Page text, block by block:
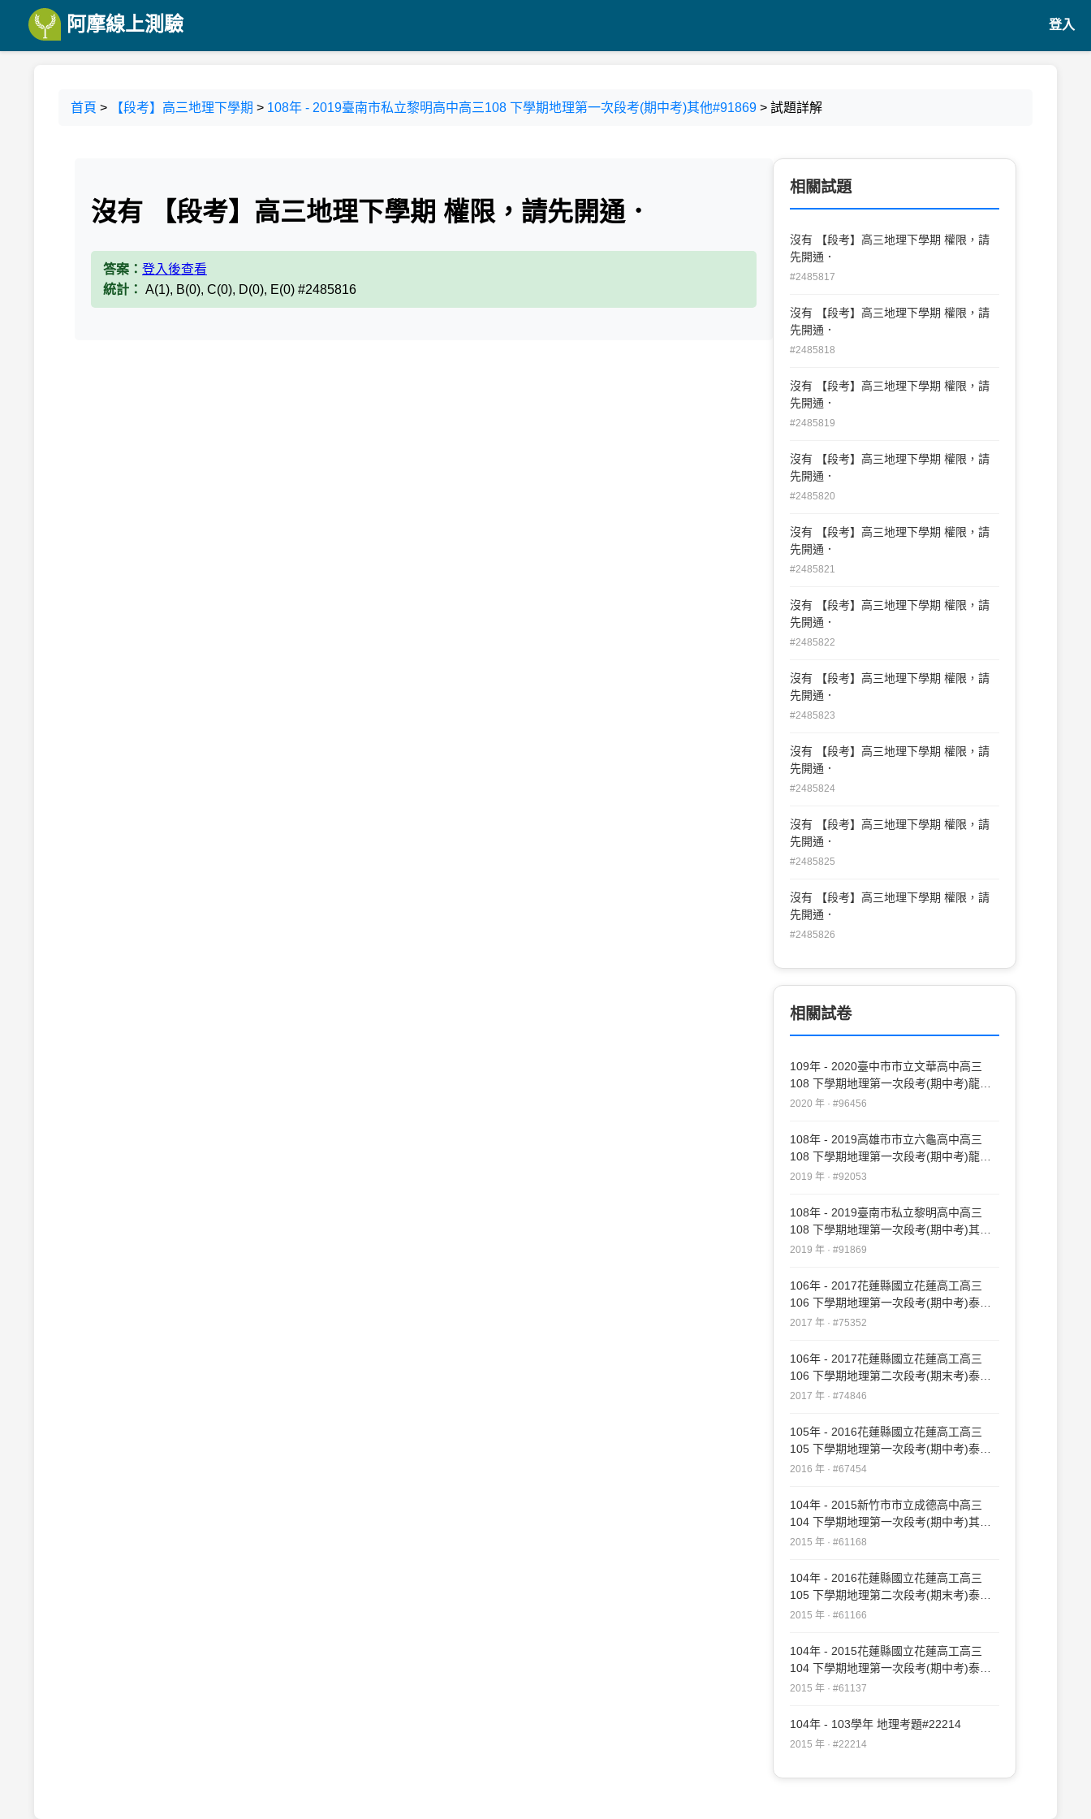
阿摩線上測驗 登入
首頁 > 【段考】高三地理下學期 > 108年 - 2019臺南市私立黎明高中高三108 下學期地理第一次段考(期中考)其他#91869 > 試題詳解
沒有 【段考】高三地理下學期 權限，請先開通．
答案： 登入後查看
統計： A(1), B(0), C(0), D(0), E(0) #2485816
相關試題
沒有 【段考】高三地理下學期 權限，請
先開通．
#2485817
沒有 【段考】高三地理下學期 權限，請
先開通．
#2485818
沒有 【段考】高三地理下學期 權限，請
先開通．
#2485819
沒有 【段考】高三地理下學期 權限，請
先開通．
#2485820
沒有 【段考】高三地理下學期 權限，請
先開通．
#2485821
沒有 【段考】高三地理下學期 權限，請
先開通．
#2485822
沒有 【段考】高三地理下學期 權限，請
先開通．
#2485823
沒有 【段考】高三地理下學期 權限，請
先開通．
#2485824
沒有 【段考】高三地理下學期 權限，請
先開通．
#2485825
沒有 【段考】高三地理下學期 權限，請
先開通．
#2485826
相關試卷
109年 - 2020臺中市市立文華高中高三
108 下學期地理第一次段考(期中考)龍騰
#96456
2020 年 · #96456
108年 - 2019高雄市市立六龜高中高三
108 下學期地理第一次段考(期中考)龍騰
#92053
2019 年 · #92053
108年 - 2019臺南市私立黎明高中高三
108 下學期地理第一次段考(期中考)其他
#91869
2019 年 · #91869
106年 - 2017花蓮縣國立花蓮高工高三
106 下學期地理第一次段考(期中考)泰宇
#75352
2017 年 · #75352
106年 - 2017花蓮縣國立花蓮高工高三
106 下學期地理第二次段考(期末考)泰宇
#74846
2017 年 · #74846
105年 - 2016花蓮縣國立花蓮高工高三
105 下學期地理第一次段考(期中考)泰宇
#67454
2016 年 · #67454
104年 - 2015新竹市市立成德高中高三
104 下學期地理第一次段考(期中考)其他
#61168
2015 年 · #61168
104年 - 2016花蓮縣國立花蓮高工高三
105 下學期地理第二次段考(期末考)泰宇
#61166
2015 年 · #61166
104年 - 2015花蓮縣國立花蓮高工高三
104 下學期地理第一次段考(期中考)泰宇
#61137
2015 年 · #61137
104年 - 103學年 地理考題#22214
2015 年 · #22214